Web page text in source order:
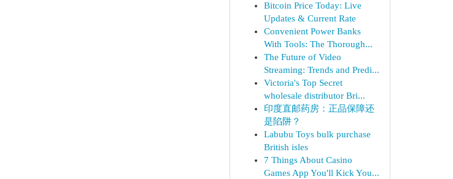
Bitcoin Price Today: Live
Updates & Current Rate
Convenient Power Banks
With Tools: The Thorough...
The Future of Video
Streaming: Trends and Predi...
Victoria's Top Secret
wholesale distributor Bri...
印度直邮药房：正品保障还
是陷阱？
Labubu Toys bulk purchase
British isles
7 Things About Casino
Games App You'll Kick You...